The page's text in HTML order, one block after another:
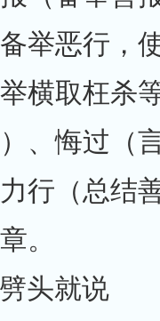
举恶行，
横取枉杀
、悔过（
行（总结
。
头就说